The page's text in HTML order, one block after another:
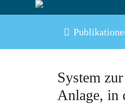
System
Anlage, in